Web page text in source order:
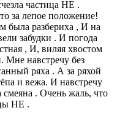
частица НЕ .
за лепое положение!
была разбериха , И на
забудки . И погода
, И, виляя хвостом
Мне навстречу без
ряха . А за ряхой
и вежа. И навстречу
. Очень жаль, что
НЕ .